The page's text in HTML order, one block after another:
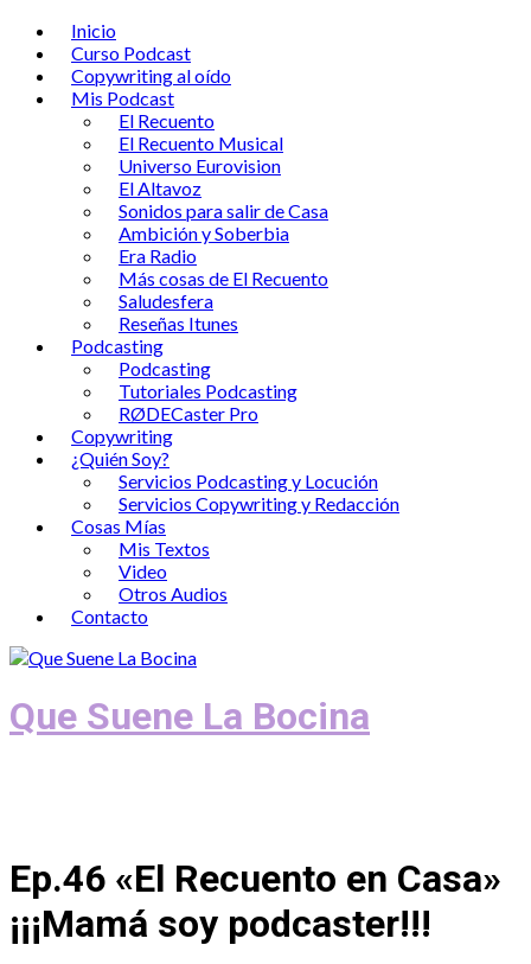
Skip
content
Inicio
Curso Podcast
Copywriting al oído
Mis Podcast
El Recuento
El Recuento Musical
Universo Eurovision
El Altavoz
Sonidos para salir de Casa
Ambición y Soberbia
Era Radio
Más cosas de El Recuento
Saludesfera
Reseñas Itunes
Podcasting
Podcasting
Tutoriales Podcasting
RØDECaster Pro
Copywriting
¿Quién Soy?
Servicios Podcasting y Locución
Servicios Copywriting y Redacción
Cosas Mías
Mis Textos
Video
Otros Audios
Contacto
Que Suene La Bocina
Ep.46 «El Recuento en Casa»
¡¡¡Mamá soy podcaster!!!